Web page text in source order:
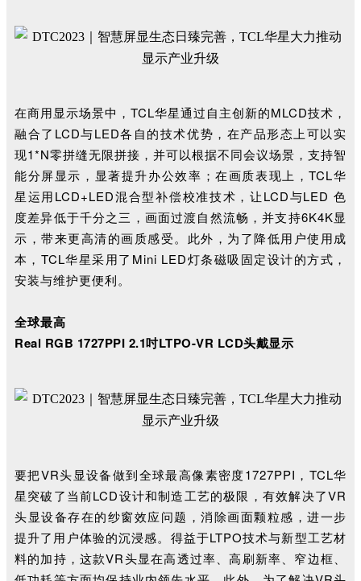
在商用显示场景中，TCL华星通过自主创新的MLCD技术，
融合了LCD与LED各自的技术优势，在产品形态上可以实
现1*N零拼缝无限拼接，并可以根据不同会议场景，支持智
能分屏显示，显著提升办公效率；在画质表现上，TCL华
星运用LCD+LED混合型补偿校准技术，让LCD与LED 色
度差异低于千分之三，画面过渡自然流畅，并支持6K4K显
示，带来更高清的画质感受。此外，为了降低用户使用成
本，TCL华星采用了Mini LED灯条磁吸固定设计的方式，
安装与维护更便利。
全球最高
Real RGB 1727PPI 2.1吋LTPO-VR LCD头戴显示
要把VR头显设备做到全球最高像素密度1727PPI，TCL华
星突破了当前LCD设计和制造工艺的极限，有效解决了VR
头显设备存在的纱窗效应问题，消除画面颗粒感，进一步
提升了用户体验的沉浸感。得益于LTPO技术与新型工艺材
料的加持，这款VR头显在高透过率、高刷新率、窄边框、